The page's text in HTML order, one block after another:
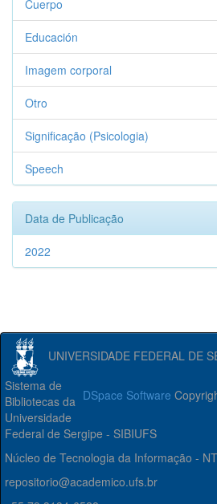
Cuerpo
Educación
Imagem corporal
Otro
Significação (Psicologia)
Speech
Data de Publicação
2022
UNIVERSIDADE FEDERAL DE
DSpace Software
Sistema de
Bibliotecas da
Universidade
Federal de Sergipe - SIBIUFS
Núcleo de Tecnologia da Informação -
repositorio@academico.ufs.br